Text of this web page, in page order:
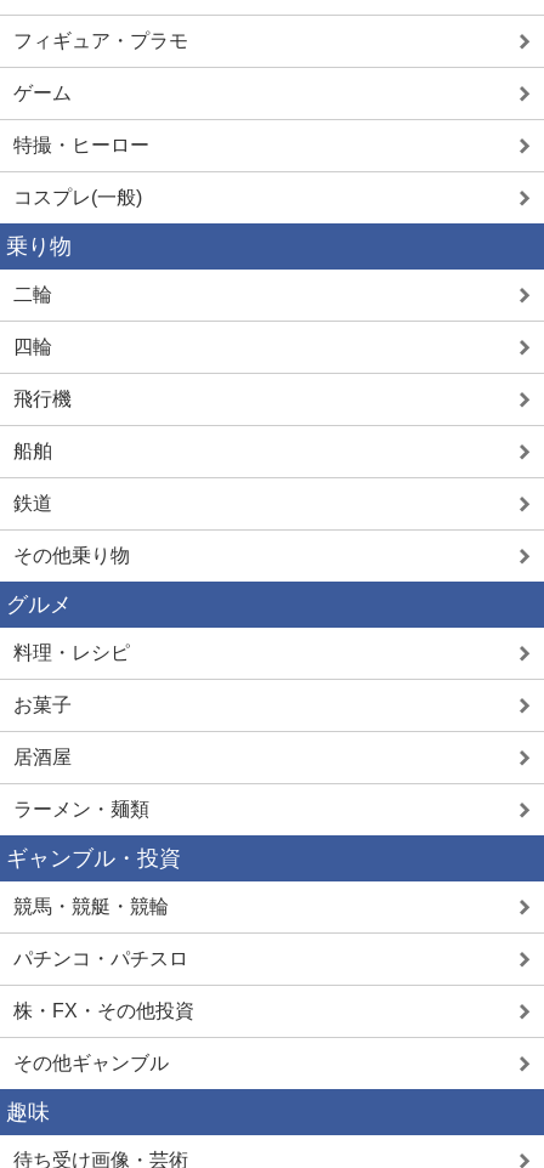
フィギュア・プラモ
ゲーム
特撮・ヒーロー
コスプレ(一般)
乗り物
二輪
四輪
飛行機
船舶
鉄道
その他乗り物
グルメ
料理・レシピ
お菓子
居酒屋
ラーメン・麺類
ギャンブル・投資
競馬・競艇・競輪
パチンコ・パチスロ
株・FX・その他投資
その他ギャンブル
趣味
待ち受け画像・芸術